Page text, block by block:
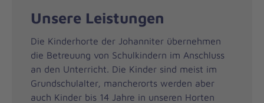
Unsere Leistungen
Die Kinderhorte der Johanniter übernehmen
die Betreuung von Schulkindern im Anschluss
an den Unterricht. Die Kinder sind meist im
Grundschulalter, mancherorts werden aber
auch Kinder bis 14 Jahre in unseren Horten